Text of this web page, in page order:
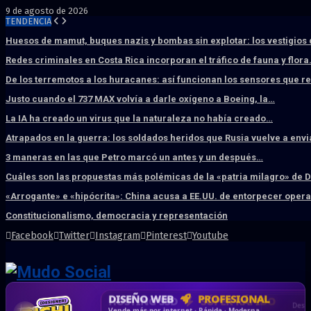
9 de agosto de 2026
TENDENCIA
Huesos de mamut, buques nazis y bombas sin explotar: los vestigios
Redes criminales en Costa Rica incorporan el tráfico de fauna y
De los terremotos a los huracanes: así funcionan los sensores que
Justo cuando el 737 MAX volvía a darle oxígeno a Boeing, la…
La IA ha creado un virus que la naturaleza no había creado…
Atrapados en la guerra: los soldados heridos que Rusia vuelve a
3 maneras en las que Petro marcó un antes y un después…
Cuáles son las propuestas más polémicas de la «patria milagro» de
«Arrogante» e «hipócrita»: China acusa a EE.UU. de entorpecer
Constitucionalismo, democracia y representación
Facebook Twitter Instagram Pinterest Youtube
HOSTING SSD SÚPER RÁPIDO
DISEÑO WEB PROFESIONAL
CRM & DASHBOARD A MEDIDA
CORREO CORPORATIVO